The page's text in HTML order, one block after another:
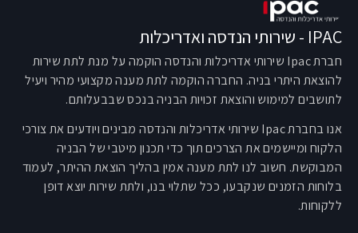
IPAC - שירותי הנדסה ואדריכלות
חברת Ipac שירותי אדריכלות והנדסה הוקמה על מנת לתת שירות
להוצאת היתרי בניה. החברה הוקמה לתת מענה מקצועי מהיר ויעיל
לתושבים למימוש והוצאת זכויות הבניה בנכס שבבעלותם.
אנו בחברת Ipac שירותי אדריכלות והנדסה מבינים ויודעים את צורכי
הלקוח ומיישמים את הצרכים תוך כדי תכנון מיטבי של הבניה
המבוקשת. חשוב לנו לתת מענה אמין בהליך הוצאת ההיתר, לעמוד
בלוחות הזמנים שנקבעו, ככל שתלוי בנו, ולתת שירות יוצא דופן
ללקוחות.